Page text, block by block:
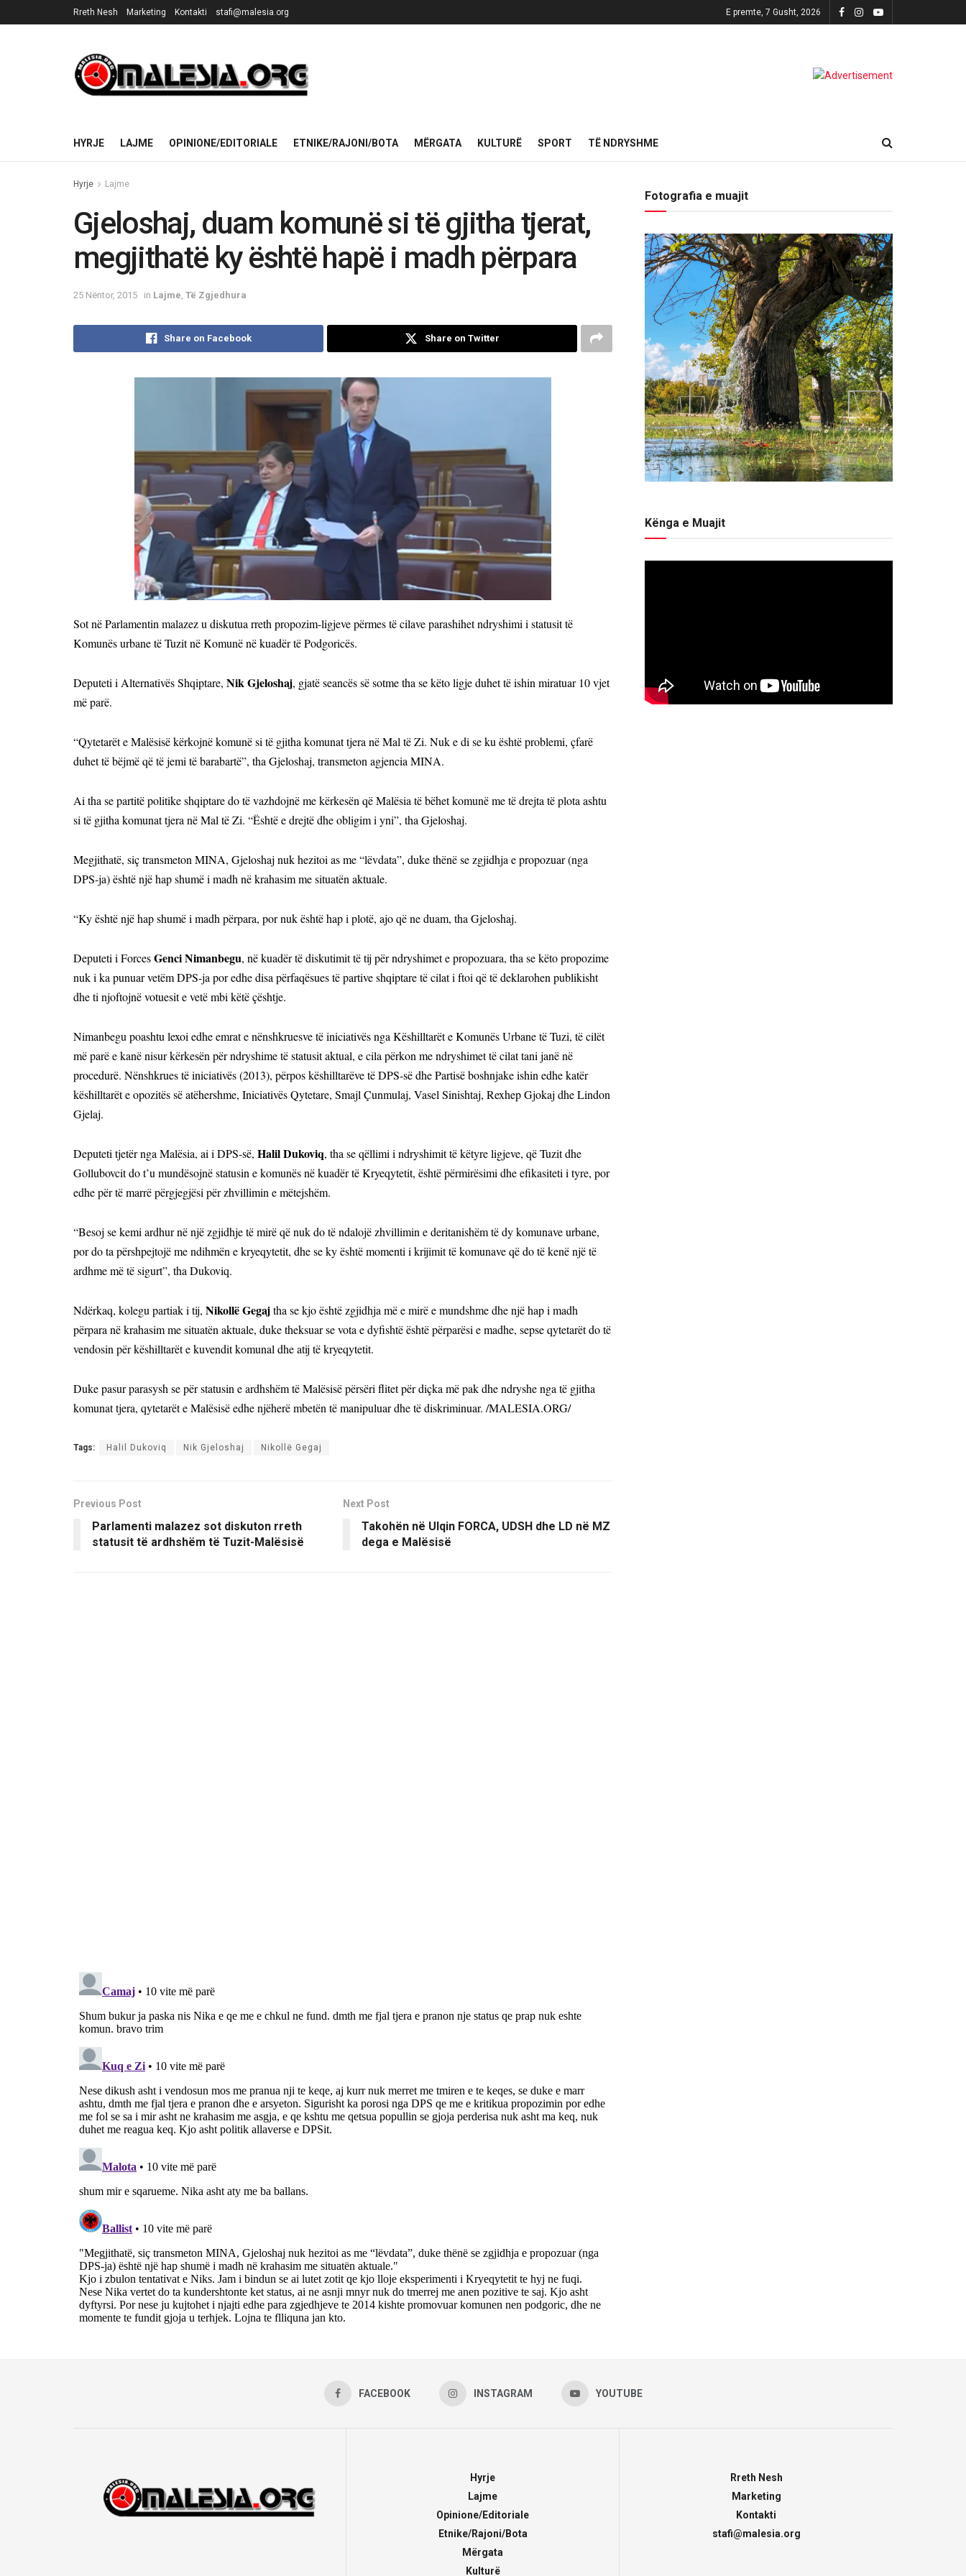
Rreth Nesh Marketing Kontakti stafi@malesia.org E premte, 7 Gusht, 2026
HYRJE LAJME OPINIONE/EDITORIALE ETNIKE/RAJONI/BOTA MËRGATA KULTURË SPORT TË NDRYSHME
Hyrje Lajme
Gjeloshaj, duam komunë si të gjitha tjerat,
megjithatë ky është hapë i madh përpara
25 Nëntor, 2015 in Lajme Të Zgjedhura
Share on Facebook Share on Twitter
Sot në Parlamentin malazez u diskutua rreth propozim-ligjeve përmes të cilave parashihet ndryshimi i statusit të
Komunës urbane të Tuzit në Komunë në kuadër të Podgoricës.
Deputeti i Alternativës Shqiptare, Nik Gjeloshaj, gjatë seancës së sotme tha se këto ligje duhet të ishin miratuar 10 vjet
më parë.
“Qytetarët e Malësisë kërkojnë komunë si të gjitha komunat tjera në Mal të Zi. Nuk e di se ku është problemi, çfarë
duhet të bëjmë që të jemi të barabartë”, tha Gjeloshaj, transmeton agjencia MINA.
Ai tha se partitë politike shqiptare do të vazhdojnë me kërkesën që Malësia të bëhet komunë me të drejta të plota ashtu
si të gjitha komunat tjera në Mal të Zi. “Është e drejtë dhe obligim i yni”, tha Gjeloshaj.
Megjithatë, siç transmeton MINA, Gjeloshaj nuk hezitoi as me “lëvdata”, duke thënë se zgjidhja e propozuar (nga
DPS-ja) është një hap shumë i madh në krahasim me situatën aktuale.
“Ky është një hap shumë i madh përpara, por nuk është hap i plotë, ajo që ne duam, tha Gjeloshaj.
Deputeti i ForcesGenci Nimanbegu, në kuadër të diskutimit të tij për ndryshimet e propozuara, tha se këto propozime
nuk i ka punuar vetëm DPS-ja por edhe disa përfaqësues të partive shqiptare të cilat i ftoi që të deklarohen publikisht
dhe ti njoftojnë votuesit e vetë mbi këtë çështje.
Nimanbegu poashtu lexoi edhe emrat e nënshkruesve të iniciativës nga Këshilltarët e Komunës Urbane të Tuzi, të cilët
më parë e kanë nisur kërkesën për ndryshime të statusit aktual, e cila përkon me ndryshimet të cilat tani janë në
procedurë. Nënshkrues të iniciativës (2013), përpos këshilltarëve të DPS-së dhe Partisë boshnjake ishin edhe katër
këshilltarët e opozitës së atëhershme, Iniciativës Qytetare, Smajl Çunmulaj, Vasel Sinishtaj, Rexhep Gjokaj dhe Lindon
Gjelaj.
Deputeti tjetër nga Malësia, ai i DPS-së, Halil Dukoviq, tha se qëllimi i ndryshimit të këtyre ligjeve, që Tuzit dhe
Gollubovcit dot’u mundësojnë statusin e komunës në kuadër të Kryeqytetit, është përmirësimi dhe efikasiteti i tyre, por
edhe për të marrë përgjegjësi për zhvillimin e mëtejshëm.
“Besoj se kemi ardhur në një zgjidhje të mirë që nuk do të ndalojë zhvillimin e deritanishëm të dy komunave urbane,
por do ta përshpejtojë me ndihmën e kryeqytetit, dhe se ky është momenti i krijimit të komunave që do të kenë një të
ardhme më të sigurt”, tha Dukoviq.
Ndërkaq, kolegu partiak i tij, Nikollë Gegajtha se kjo është zgjidhja më e mirë e mundshme dhe një hap i madh
përpara në krahasim me situatën aktuale, duke theksuar se vota e dyfishtë është përparësi e madhe, sepse qytetarët do të
vendosin për këshilltarët e kuvendit komunal dhe atij të kryeqytetit.
Duke pasur parasysh se për statusin e ardhshëm të Malësisë përsëri flitet për diçka më pak dhe ndryshe nga të gjitha
komunat tjera, qytetarët e Malësisë edhe njëherë mbetën të manipuluar dhe të diskriminuar. /MALESIA.ORG/
Tags: Halil Dukoviq Nik Gjeloshaj Nikollë Gegaj
Previous Post
Parlamenti malazez sot diskuton rreth
statusit të ardhshëm të Tuzit-Malësisë
Next Post
Takohën në Ulqin FORCA, UDSH dhe LD në MZ
dega e Malësisë
Fotografia e muajit
Kënga e Muajit
FACEBOOK INSTAGRAM YOUTUBE
Hyrje
Lajme
Opinione/Editoriale
Etnike/Rajoni/Bota
Mërgata
Kulturë
Rreth Nesh
Marketing
Kontakti
stafi@malesia.org